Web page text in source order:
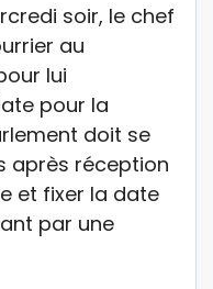
soir, le chef
au
lui
pour la
doit se
après réception
et fixer la date
par une